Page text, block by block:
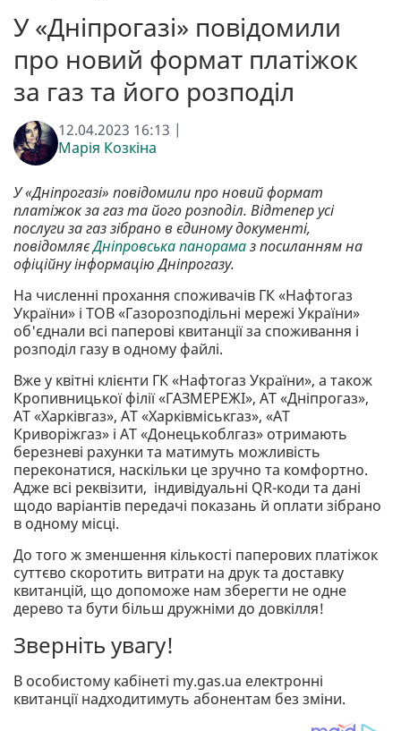
У «Дніпрогазі» повідомили
про новий формат платіжок
за газ та його розподіл
12.04.2023 16:13 |
Марія Козкіна
У «Дніпрогазі» повідомили про новий формат
платіжок за газ та його розподіл. Відтепер усі
послуги за газ зібрано в єдиному документі,
повідомляєДніпровська панорамаз посиланням на
офіційну інформацію Дніпрогазу.
На численні прохання споживачів ГК «Нафтогаз
України» і ТОВ «Газорозподільні мережі України»
об'єднали всі паперові квитанції за споживання і
розподіл газу в одному файлі.
Вже у квітні клієнти ГК «Нафтогаз України», а також
Кропивницької філії «ГАЗМЕРЕЖІ», АТ «Дніпрогаз»,
АТ «Харківгаз», АТ «Харківміськгаз», «АТ
Криворіжгаз» і АТ «Донецькоблгаз» отримають
березневі рахунки та матимуть можливість
переконатися, наскільки це зручно та комфортно.
Адже всі реквізити, індивідуальні QR-коди та дані
щодо варіантів передачі показань й оплати зібрано
в одному місці.
До того ж зменшення кількості паперових платіжок
суттєво скоротить витрати на друк та доставку
квитанцій, що допоможе нам зберегти не одне
дерево та бути більш дружніми до довкілля!
Зверніть увагу!
В особистому кабінеті my.gas.ua електронні
квитанції надходитимуть абонентам без зміни.